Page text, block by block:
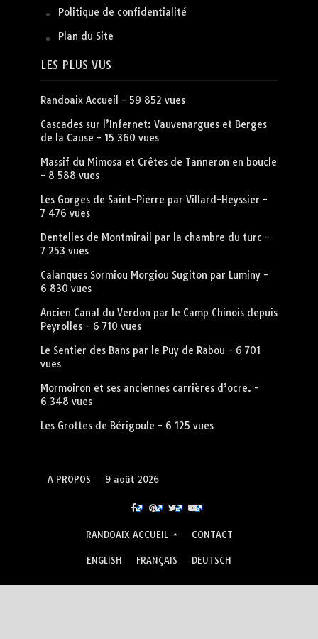
Politique de confidentialité
Plan du Site
LES PLUS VUS
Randoaix Accueil - 59 852 vues
Cascades sur l’Infernet: Vauvenargues et Berges
de la Cause - 15 360 vues
Massif du Mimosa et Crêtes de Tanneron en boucle
- 8 588 vues
Les Gorges de Saint-Pierre par Villard-Heyssier -
7 476 vues
Dentelles de Montmirail par la chambre du turc -
7 253 vues
Calanques Sormiou Morgiou Sugiton par Luminy-
6 830 vues
Ancien Canal du Verdon par le Camp Chinois depuis
Peyrolles- 6 710 vues
Le Sentier des Bans par le Puy de Rabou - 6 701
vues
Mormoiron et ses anciennes carrières d’ocre. -
6 348 vues
Les Grottes de Bérigoule - 6 125 vues
A PROPOS 9 août 2026
RANDOAIX ACCUEIL CONTACT
ENGLISH FRANÇAIS DEUTSCH